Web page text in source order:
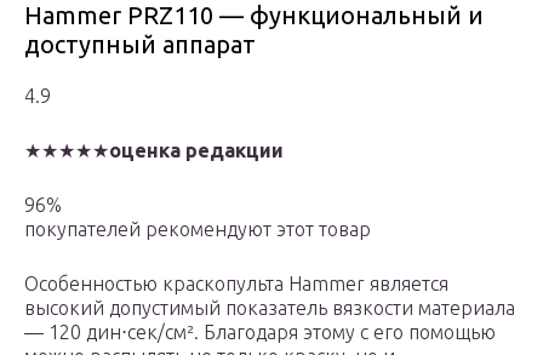
Hammer PRZ110 — функциональный и
доступный аппарат
4.9
★★★★★оценка редакции
96%
покупателей рекомендуют этот товар
Особенностью краскопульта Hammer является
высокий допустимый показатель вязкости материала
— 120 дин⋅сек/см². Благодаря этому с его помощью